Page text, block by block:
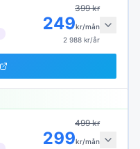
399kr
249kr/mån
2 988 kr/år
499kr
299kr/mån